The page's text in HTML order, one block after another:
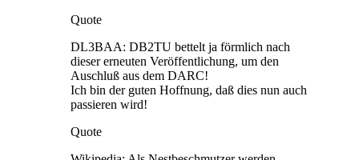
Quote
DL3BAA: DB2TU bettelt ja förmlich nach
dieser erneuten Veröffentlichung, um den
Auschluß aus dem DARC!
Ich bin der guten Hoffnung, daß dies nun auch
passieren wird!
Quote